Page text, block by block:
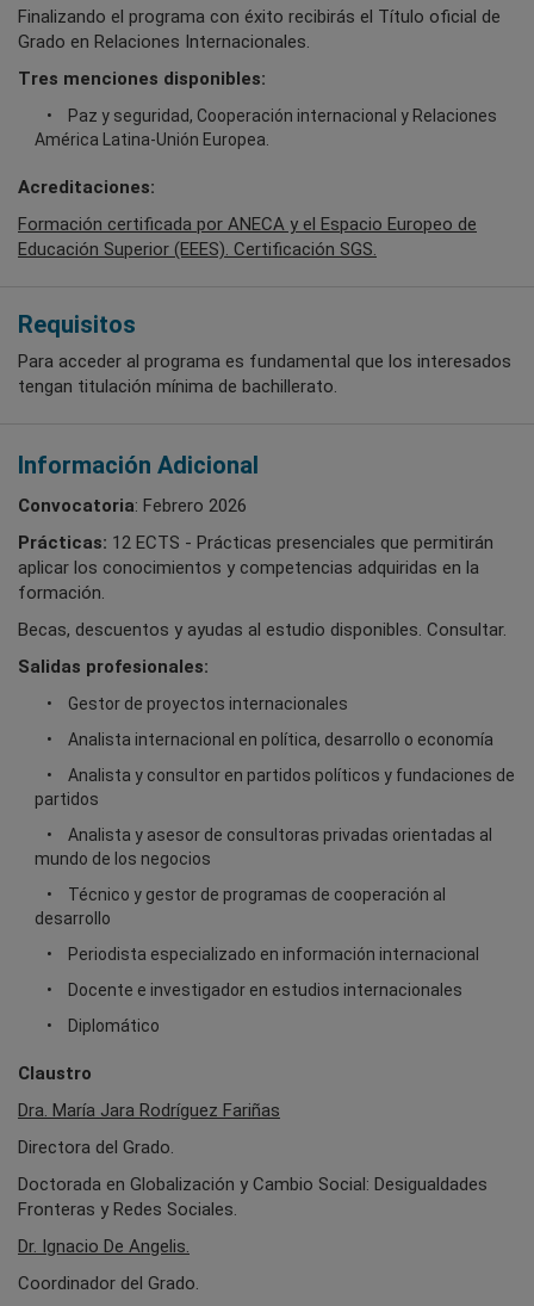
Finalizando el programa con éxito recibirás el Título oficial de
Grado en Relaciones Internacionales.
Tres menciones disponibles:
Paz y seguridad, Cooperación internacional y Relaciones
América Latina-Unión Europea.
Acreditaciones:
Formación certificada por ANECA y el Espacio Europeo de
Educación Superior (EEES). Certificación SGS.
Requisitos
Para acceder al programa es fundamental que los interesados
tengan titulación mínima de bachillerato.
Información Adicional
Convocatoria: Febrero 2026
Prácticas: 12 ECTS - Prácticas presenciales que permitirán
aplicar los conocimientos y competencias adquiridas en la
formación.
Becas, descuentos y ayudas al estudio disponibles. Consultar.
Salidas profesionales:
Gestor de proyectos internacionales
Analista internacional en política, desarrollo o economía
Analista y consultor en partidos políticos y fundaciones de
partidos
Analista y asesor de consultoras privadas orientadas al
mundo de los negocios
Técnico y gestor de programas de cooperación al
desarrollo
Periodista especializado en información internacional
Docente e investigador en estudios internacionales
Diplomático
Claustro
Dra. María Jara Rodríguez Fariñas
Directora del Grado.
Doctorada en Globalización y Cambio Social: Desigualdades
Fronteras y Redes Sociales.
Dr. Ignacio De Angelis.
Coordinador del Grado.